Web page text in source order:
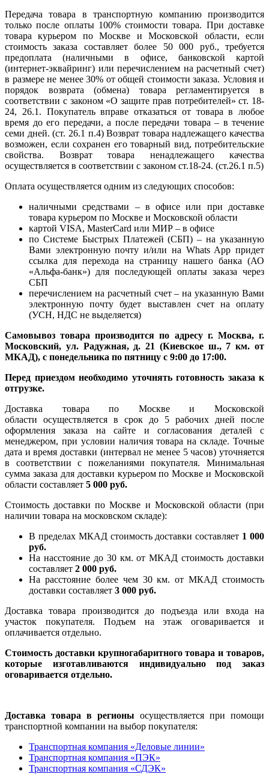
Передача товара в транспортную компанию производится
только после оплаты 100% стоимости товара. При доставке
товара курьером по Москве и Московской области, если
стоимость заказа составляет более 50 000 руб., требуется
предоплата (наличными в офисе, банковской картой
(интернет-эквайринг) или перечислением на расчетный счет)
в размере не менее 30% от общей стоимости заказа. Условия и
порядок возврата (обмена) товара регламентируется в
соответствии с законом «О защите прав потребителей» ст. 18-
24, 26.1. Покупатель вправе отказаться от товара в любое
время до его передачи, а после передачи товара – в течение
семи дней. (ст. 26.1 п.4) Возврат товара надлежащего качества
возможен, если сохранен его товарный вид, потребительские
свойства. Возврат товара ненадлежащего качества
осуществляется в соответствии с законом ст.18-24. (ст.26.1 п.5)
Оплата осуществляется одним из следующих способов:
наличными средствами – в офисе или при доставке
товара курьером по Москве и Московской области
картой VISA, MasterCard или МИР – в офисе
по Системе Быстрых Платежей (СБП) – на указанную
Вами электронную почту и/или на Whats App придет
ссылка для перехода на страницу нашего банка (АО
«Альфа-банк») для последующей оплаты заказа через
СБП
перечислением на расчетный счет – на указанную Вами
электронную почту будет выставлен счет на оплату
(УСН, НДС не выделяется)
Самовывоз товара производится по адресу г. Москва, г.
Московский, ул. Радужная, д. 21 (Киевское ш., 7 км. от
МКАД), с понедельника по пятницу с 9:00 до 17:00.
Перед приездом необходимо уточнять готовность заказа к
отгрузке.
Доставка товара по Москве и Московской
области осуществляется в срок до 5 рабочих дней после
оформления заказа на сайте и согласования деталей с
менеджером, при условии наличия товара на складе. Точные
дата и время доставки (интервал не менее 5 часов) уточняется
в соответствии с пожеланиями покупателя. Минимальная
сумма заказа для доставки курьером по Москве и Московской
области составляет 5 000 руб.
Стоимость доставки по Москве и Московской области (при
наличии товара на московском складе):
В пределах МКАД стоимость доставки составляет 1 000
руб.
На насcтояние до 30 км. от МКАД стоимость доставки
составляет 2 000 руб.
На расстояние более чем 30 км. от МКАД стоимость
доставки составляет 3 000 руб.
Доставка товара производится до подъезда или входа на
участок покупателя. Подъем на этаж оговаривается и
оплачивается отдельно.
Стоимость доставки крупногабаритного товара и товаров,
которые изготавливаются индивидуально под заказ
оговаривается отдельно.
Доставка товара в регионы осуществляется при помощи
транспортной компании на выбор покупателя:
Транспортная компания «Деловые линии»
Транспортная компания «ПЭК»
Транспортная компания «СДЭК»